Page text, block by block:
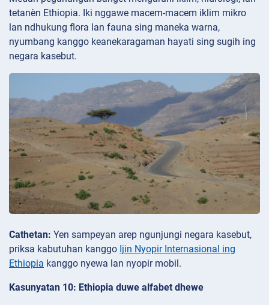
tetanèn Ethiopia. Iki nggawe macem-macem iklim mikro
lan ndhukung flora lan fauna sing maneka warna,
nyumbang kanggo keanekaragaman hayati sing sugih ing
negara kasebut.
Cathetan: Yen sampeyan arep ngunjungi negara kasebut,
priksa kabutuhan kanggo Ijin Nyopir Internasional ing
Ethiopia kanggo nyewa lan nyopir mobil.
Kasunyatan 10: Ethiopia duwe alfabet dhewe